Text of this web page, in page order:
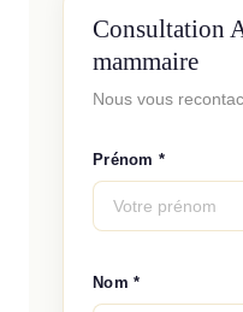
Consultation
mammaire
Nous vous
Prénom *
Nom *